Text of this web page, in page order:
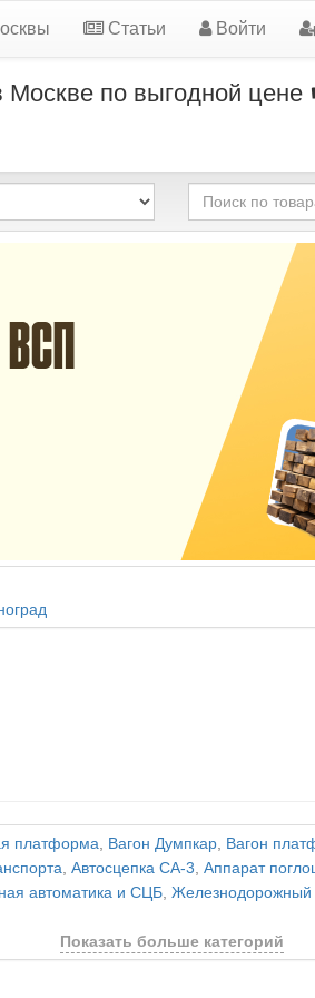
Статьи Войти
Москве по выгодной
платформа, Вагон Думпкар, Вагон
, Автосцепка СА-3, Аппарат
автоматика и СЦБ, Железнодорожный
Показать больше категорий